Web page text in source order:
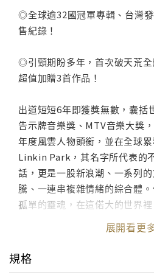
◎全球逾32國冠軍專輯、台灣
售紀錄！
◎引頸期盼多年，首次破天荒全
超值加贈3首作品！
出道短短6年即獲獎無數，囊括
告示牌音樂獎、MTV音樂大獎
年度風雲人物頭銜，並在全球
Linkin Park，其名字所代表的
話，更是一股新浪潮、一系列
騰、一連串複雜情緒的綜合體
孤單的靈魂，在這偌大的世界
所有的不安疑惑，有了宣洩出
(Hybrid Theory)”到“天空之
(Meteora)”，這六個年輕人用
新的世代寫下屬於他們自己的名
展開看更
規格